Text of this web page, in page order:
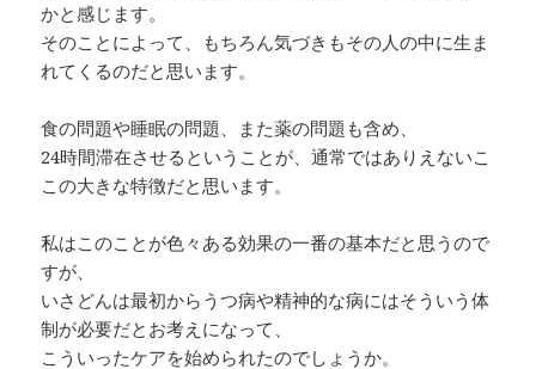
かと感じます。
そのことによって、もちろん気づきもその人の中に生ま
れてくるのだと思います。
食の問題や睡眠の問題、また薬の問題も含め、
24時間滞在させるということが、通常ではありえないこ
この大きな特徴だと思います。
私はこのことが色々ある効果の一番の基本だと思うので
すが、
いさどんは最初からうつ病や精神的な病にはそういう体
制が必要だとお考えになって、
こういったケアを始められたのでしょうか。